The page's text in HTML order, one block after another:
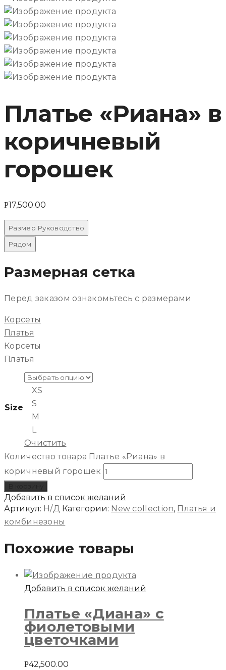
Платье «Риана» в
коричневый
горошек
Р17,500.00
Размер Руководство
Рядом
Размерная сетка
Перед заказом ознакомьтесь с размерами
Корсеты
Платья
Корсеты
Платья
Size
XS
S
M
L
Очистить
Количество товара Платье «Риана» в
коричневый горошек
Добавить в список желаний
Артикул: Н/Д Категории: New collection, Платья и
комбинезоны
Похожие товары
Добавить в список желаний
Платье «Диана» с
фиолетовыми
цветочками
Р42,500.00